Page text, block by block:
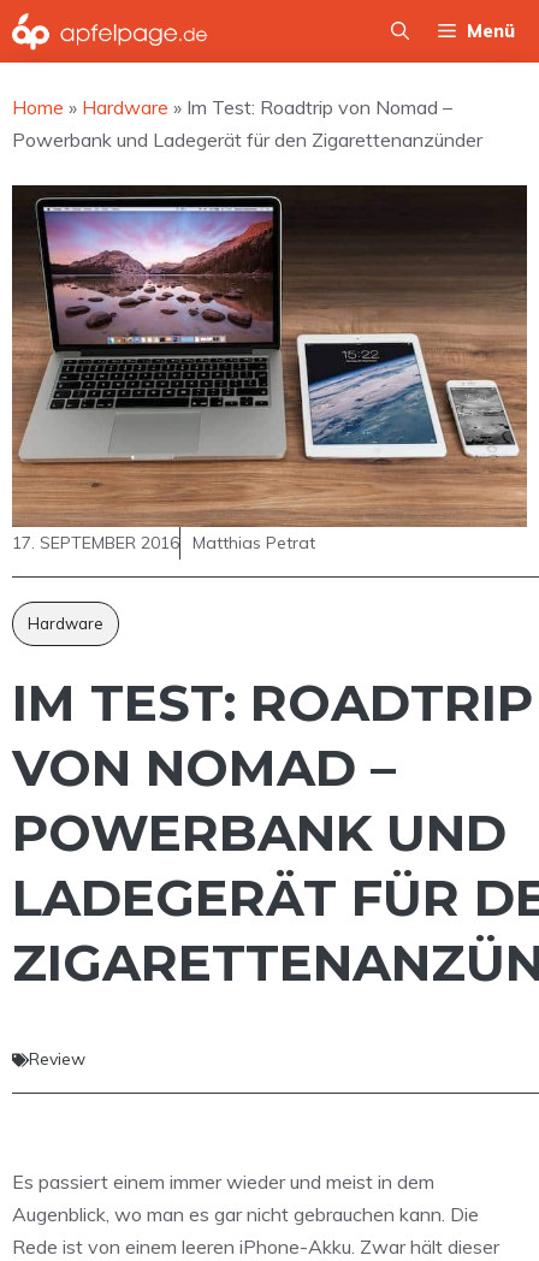
Zum
Inhalt
Menü
Home » Hardware » Im Test: Roadtrip von Nomad –
Powerbank und Ladegerät für den Zigarettenanzünder
17. SEPTEMBER 2016 Matthias Petrat
Hardware
IM TEST: ROADTRIP
VON NOMAD –
POWERBANK UND
LADEGERÄT FÜR
Review
Es passiert einem immer wieder und meist in dem
Augenblick, wo man es gar nicht gebrauchen kann. Die
Rede ist von einem leeren iPhone-Akku. Zwar hält dieser